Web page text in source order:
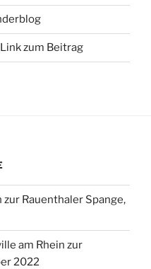
zum Beitrag
Rauenthaler Spange,
am Rhein zur
2022